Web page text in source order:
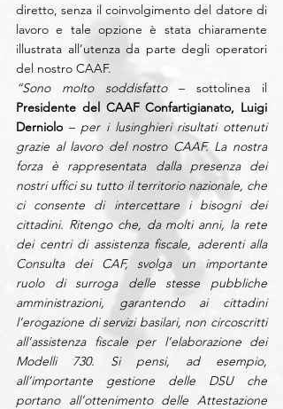
diretto, senza il coinvolgimento del datore di
lavoro e tale opzione è stata chiaramente
illustrata all’utenza da parte degli operatori
del nostro CAAF.
“Sono molto soddisfatto
Presidente del CAAF Confartigianato, Luigi
Derniolo – per i lusinghieri risultati ottenuti
grazie al lavoro del nostro CAAF. La nostra
forza è rappresentata dalla presenza dei
nostri uffici su tutto il territorio nazionale, che
ci consente di intercettare i bisogni dei
cittadini. Ritengo che, da molti anni, la rete
dei centri di assistenza fiscale, aderenti alla
Consulta dei CAF, svolga un importante
ruolo di surroga delle stesse pubbliche
amministrazioni, garantendo ai cittadini
l’erogazione di servizi basilari, non circoscritti
all’assistenza fiscale per l’elaborazione dei
Modelli 730. Si pensi, ad esempio,
all’importante gestione delle DSU che
portano all’ottenimento delle Attestazione